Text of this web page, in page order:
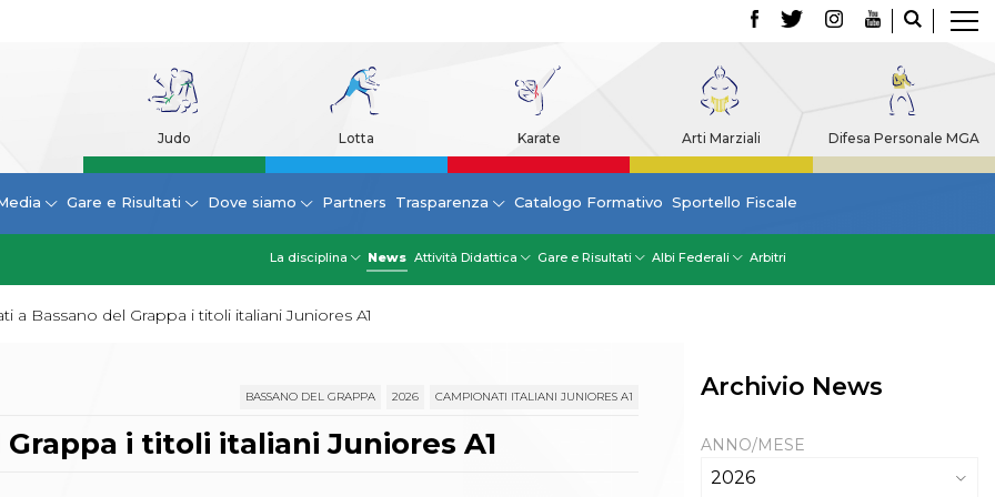
Judo Lotta Karate Arti Marziali Difesa Personale MGA
Gare e Risultati Dove siamo Partners Trasparenza Catalogo Formativo Sportello Fiscale
La disciplina News Attività Didattica Gare e Risultati Albi Federali Arbitri
a Bassano del Grappa i titoli italiani Juniores A1
BASSANO DEL GRAPPA 2026 CAMPIONATI ITALIANI JUNIORES A1
i titoli italiani Juniores A1
Archivio News
ANNO/MESE
2026